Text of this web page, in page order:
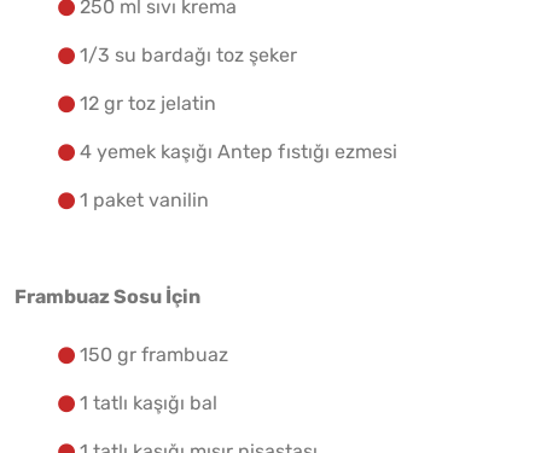
250 ml sıvı krema
1/3 su bardağı toz şeker
12 gr toz jelatin
4 yemek kaşığı Antep fıstığı ezmesi
1 paket vanilin
Frambuaz Sosu İçin
150 gr frambuaz
1 tatlı kaşığı bal